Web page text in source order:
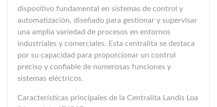
dispositivo fundamental en sistemas de control y
automatización, diseñado para gestionar y supervisar
una amplia variedad de procesos en entornos
industriales y comerciales. Esta centralita se destaca
por su capacidad para proporcionar un control
preciso y confiable de numerosas funciones y
sistemas eléctricos.
Características principales de la Centralita Landis Loa